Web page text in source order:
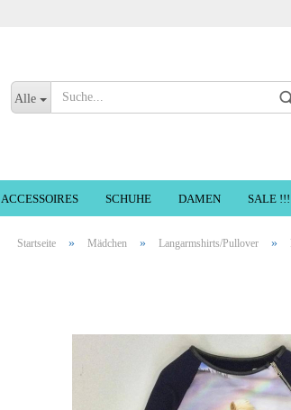
Alle
ACCESSOIRES SCHUHE DAMEN SALE !!!
Startseite » Mädchen » Langarmshirts/Pullover »